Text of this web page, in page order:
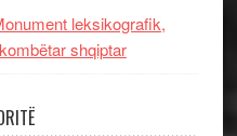
leksikografik,
shqiptar